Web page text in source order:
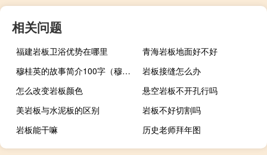
相关问题
福建岩板卫浴优势在哪里
青海岩板地面好不好
穆桂英的故事简介100字（穆桂英的故事）
岩板接缝怎么办
怎么改变岩板颜色
悬空岩板不开孔行吗
美岩板与水泥板的区别
岩板不好切割吗
岩板能干嘛
历史老师拜年图